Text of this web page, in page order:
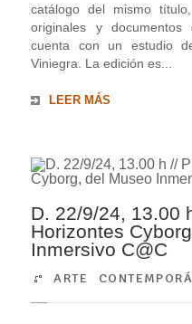
catálogo del mismo
originales y
cuenta con un estudio
Viniegra. La edición es...
LEER MÁS
D. 22/9/24, 13.00
Horizontes
Inmersivo C@C
ARTE